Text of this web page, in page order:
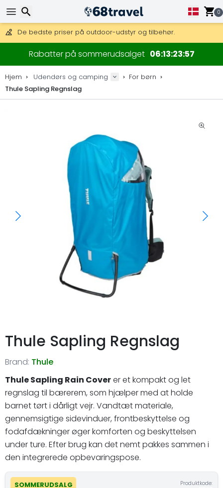
0
DHL Express fra dag til dag er også tilgængelig.
30 dages returret, 90 dage for trækort og dekorationer.
De bedste priser på outdoor-udstyr og tilbehør.
Rabatter på sommerudsalget 06132357
Hjem Udendørs og camping
For børn
Thule Sapling Regnslag
Thule Sapling Regnslag
Brand: Thule
Thule Sapling Rain Coverer et kompakt og let
regnslag til bærerem, som hjælper med at holde
barnet tørt i dårligt vejr. Vandtæt materiale,
gennemsigtige sidevinduer, frontbeskyttelse og
fodafdækninger øger komforten og beskyttelsen
under ture. Efter brug kan det nemt pakkes sammen i
den integrerede opbevaringspose.
SOMMERUDSALG
Produktkode:
Søg efter